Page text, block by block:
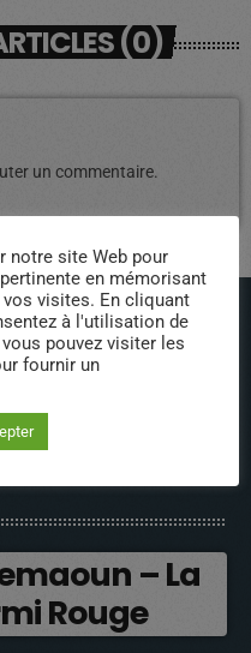
(0)
un commentaire.
– La
Rouge
notre site Web pour
en mémorisant
visites. En cliquant
à l'utilisation de
pouvez visiter les
fournir un